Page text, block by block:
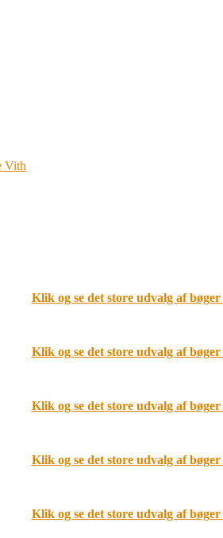
Vith
Klik og se det store udvalg af bøger
Klik og se det store udvalg af bøger
Klik og se det store udvalg af bøger
Klik og se det store udvalg af bøger
Klik og se det store udvalg af bøger